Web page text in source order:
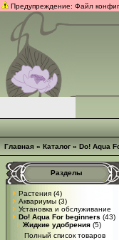
Предупреждение: Файл
Главная » Каталог » Do! Aqua
Разделы
Растения (4)
Аквариумы (3)
Установка и обслуживание
Do! Aqua For beginners (43)
Жидкие удобрения (5)
Полный список товаров